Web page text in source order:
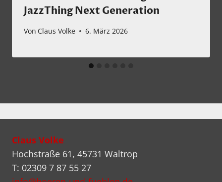
JazzThing Next Generation
Von Claus Volke 6. März 2026
Claus Volke
Hochstraße 61, 45731 Waltrop
T: 02309 7 87 55 27